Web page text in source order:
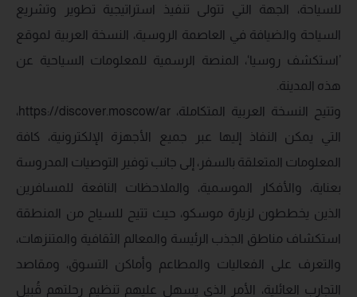
للسياحة، الجهة التي تتولى تنفيذ استراتيجية تطوير وتشريع
السياحة والضيافة في العاصمة الروسية، النسخة العربية لموقع
’استكشف روسيا‘، المنصة الرسمية للمعلومات السياحية عن
هذه المدينة.
وتتيح النسخة العربية المتكاملة، https://discover.moscow/ar،
التي يمكن النفاذ إليها عبر جميع الأجهزة الإلكترونية، كافة
المعلومات المتعلقة بالسفر، إلى جانب توفير التوصيات المدروسة
بعناية، والأفكار الموسمية، والملاحظات النافعة للمسافرين
الذين يخططون لزيارة موسكو، حيث تتيح للسياح من المنطقة
استكشاف مناطق الجذب الرئيسة والمعالم الثقافية والمتنزهات،
والتعرف على الفعاليات والمطاعم وأماكن التسوق، ومقاصد
التجارب العائلية، الأمر الذي يسهل عليهم تنظيم رحلتهم قُبيل